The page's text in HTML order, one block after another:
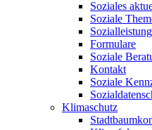
Soziales
Soziale
Formulare
Soziale
Kontakt
Soziale
Klimaschutz